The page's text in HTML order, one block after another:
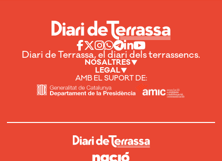
Diari de Terrassa, el diari dels terrassencs.
NOSALTRES
LEGAL
AMB EL SUPORT DE: